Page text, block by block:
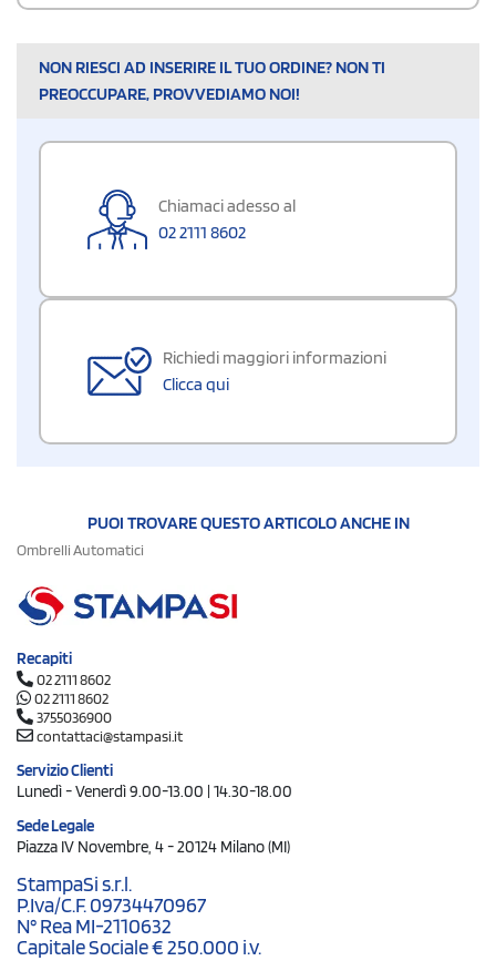
NON RIESCI AD INSERIRE IL TUO ORDINE? NON TI
PREOCCUPARE, PROVVEDIAMO NOI!
Chiamaci adesso al
02 2111 8602
Richiedi maggiori informazioni
Clicca qui
PUOI TROVARE QUESTO ARTICOLO ANCHE IN
Ombrelli Automatici
Recapiti
02 2111 8602
02 2111 8602
3755036900
contattaci@stampasi.it
Servizio Clienti
Lunedì - Venerdì 9.00-13.00 | 14.30-18.00
Sede Legale
Piazza IV Novembre, 4 - 20124 Milano (MI)
StampaSi s.r.l.
P.Iva/C.F. 09734470967
N° Rea MI-2110632
Capitale Sociale € 250.000 i.v.